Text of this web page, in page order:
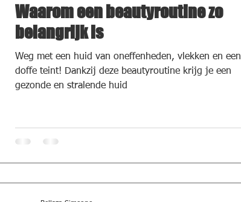
Waarom een beautyroutine zo
belangrijk is
Weg met een huid van oneffenheden, vlekken en een
doffe teint! Dankzij deze beautyroutine krijg je een
gezonde en stralende huid